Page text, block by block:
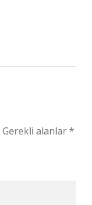
Gerekli alanlar*